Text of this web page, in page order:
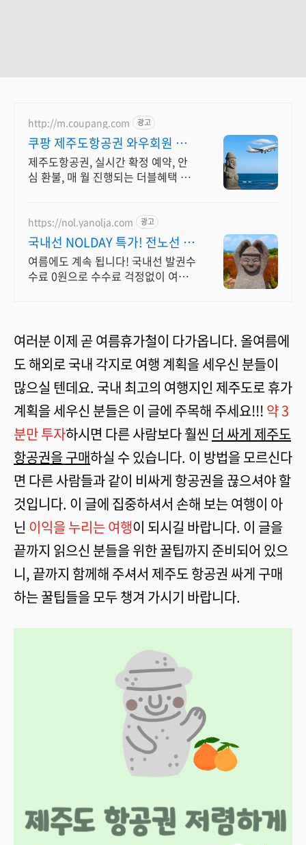
http://m.coupang.com 광고
쿠팡 제주도항공권 와우회원 최
대 87% 할인
제주도항공권, 실시간 확정 예약, 안
심 환불, 매 월 진행되는 더블혜택 단
도 이제 쿠팡에서!
https://nol.yanolja.com 광고
국내선 NOLDAY 특가! 전노선 발
권수수료 0원
여름에도 계속 됩니다! 국내선 발권수
수료 0원으로 수수료 걱정없이 여행
여러분 이제 곧 여름휴가철이 다가옵니다. 올여름에
도 해외로 국내 각지로 여행 계획을 세우신 분들이
많으실 텐데요. 국내 최고의 여행지인 제주도로 휴가
계획을 세우신 분들은 이 글에 주목해 주세요!!! 약 3
분만 투자하시면 다른 사람보다 훨씬 더 싸게 제주도
항공권을 구매하실 수 있습니다. 이 방법을 모르신다
면 다른 사람들과 같이 비싸게 항공권을 끊으셔야 할
것입니다. 이 글에 집중하셔서 손해 보는 여행이 아
닌 이익을 누리는 여행이 되시길 바랍니다. 이 글을
끝까지 읽으신 분들을 위한 꿀팁까지 준비되어 있으
니, 끝까지 함께해 주셔서 제주도 항공권 싸게 구매
하는 꿀팁들을 모두 챙겨 가시기 바랍니다.